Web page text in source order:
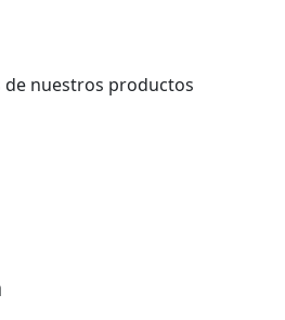
de nuestros productos